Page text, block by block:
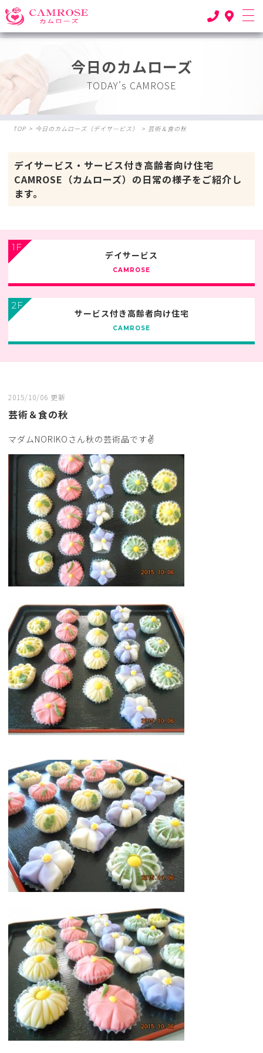
今日のカムローズ
TODAY's CAMROSE
TOP > 今日のカムローズ（デイサ―ビス） > 芸術＆食の秋
デイサービス・サービス付き高齢者向け住宅
CAMROSE（カムローズ）の日常の様子をご紹介し
ます。
1F
デイサービス
CAMROSE
2F
サービス付き高齢者向け住宅
CAMROSE
2015/10/06 更新
芸術＆食の秋
マダムNORIKOさん秋の芸術品です✌